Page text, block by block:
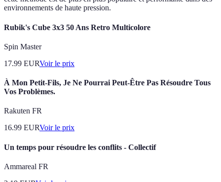
environnements de haute pression.
Rubik's Cube 3x3 50 Ans Retro Multicolore
Spin Master
17.99 EURVoir le prix
À Mon Petit-Fils, Je Ne Pourrai Peut-Être Pas Résoudre Tous
Vos Problèmes.
Rakuten FR
16.99 EURVoir le prix
Un temps pour résoudre les conflits - Collectif
Ammareal FR